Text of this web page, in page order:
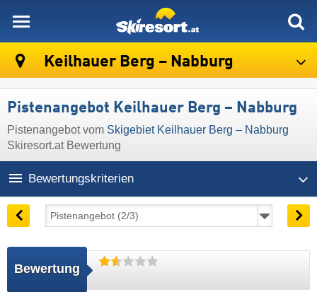
Keilhauer Berg – Nabburg
Pistenangebot Keilhauer Berg – Nabburg
Pistenangebot vom Skigebiet Keilhauer Berg – Nabburg
Skiresort.at Bewertung
Bewertungskriterien
Bewertung